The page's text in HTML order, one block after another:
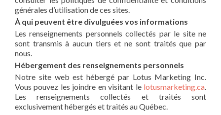
générales d’utilisation de ces sites.
À qui peuvent être divulguées vos informations
Les renseignements personnels collectés par le site ne
sont transmis à aucun tiers et ne sont traités que par
nous.
Hébergement des renseignements personnels
Notre site web est hébergé par Lotus Marketing Inc.
Vous pouvez les joindre en visitant le lotusmarketing.ca.
Les renseignements collectés et traités sont
exclusivement hébergés et traités au Québec.